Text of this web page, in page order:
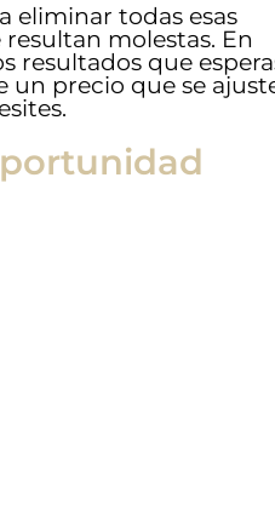
eliminar todas esas
molestas. En
resultados que
un precio que se